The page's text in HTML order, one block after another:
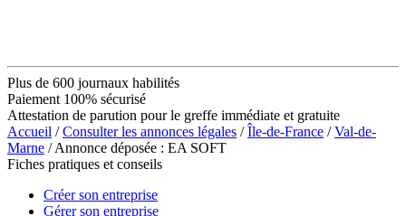
Plus de 600 journaux habilités
Paiement 100% sécurisé
Attestation de parution pour le greffe immédiate et gratuite
Accueil /Consulter les annonces légales /Île-de-France /Val-de-
Marne / Annonce déposée : EA SOFT
Fiches pratiques et conseils
Créer son entreprise
Gérer son entreprise